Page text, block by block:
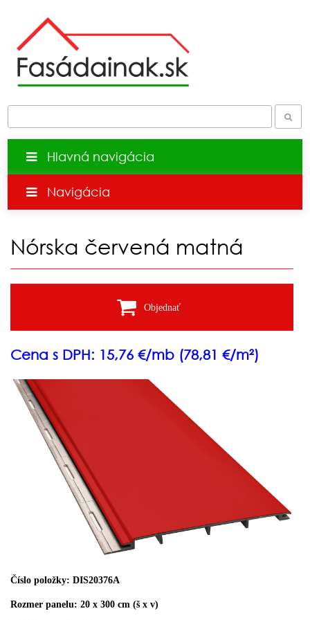
Hlavná navigácia
Navigácia
Nórska červená matná
Objednať
Cena s DPH: 15,76 €/mb (78,81 €/m²)
Číslo položky: DIS20376A
Rozmer panelu: 20 x 300 cm (š x v)